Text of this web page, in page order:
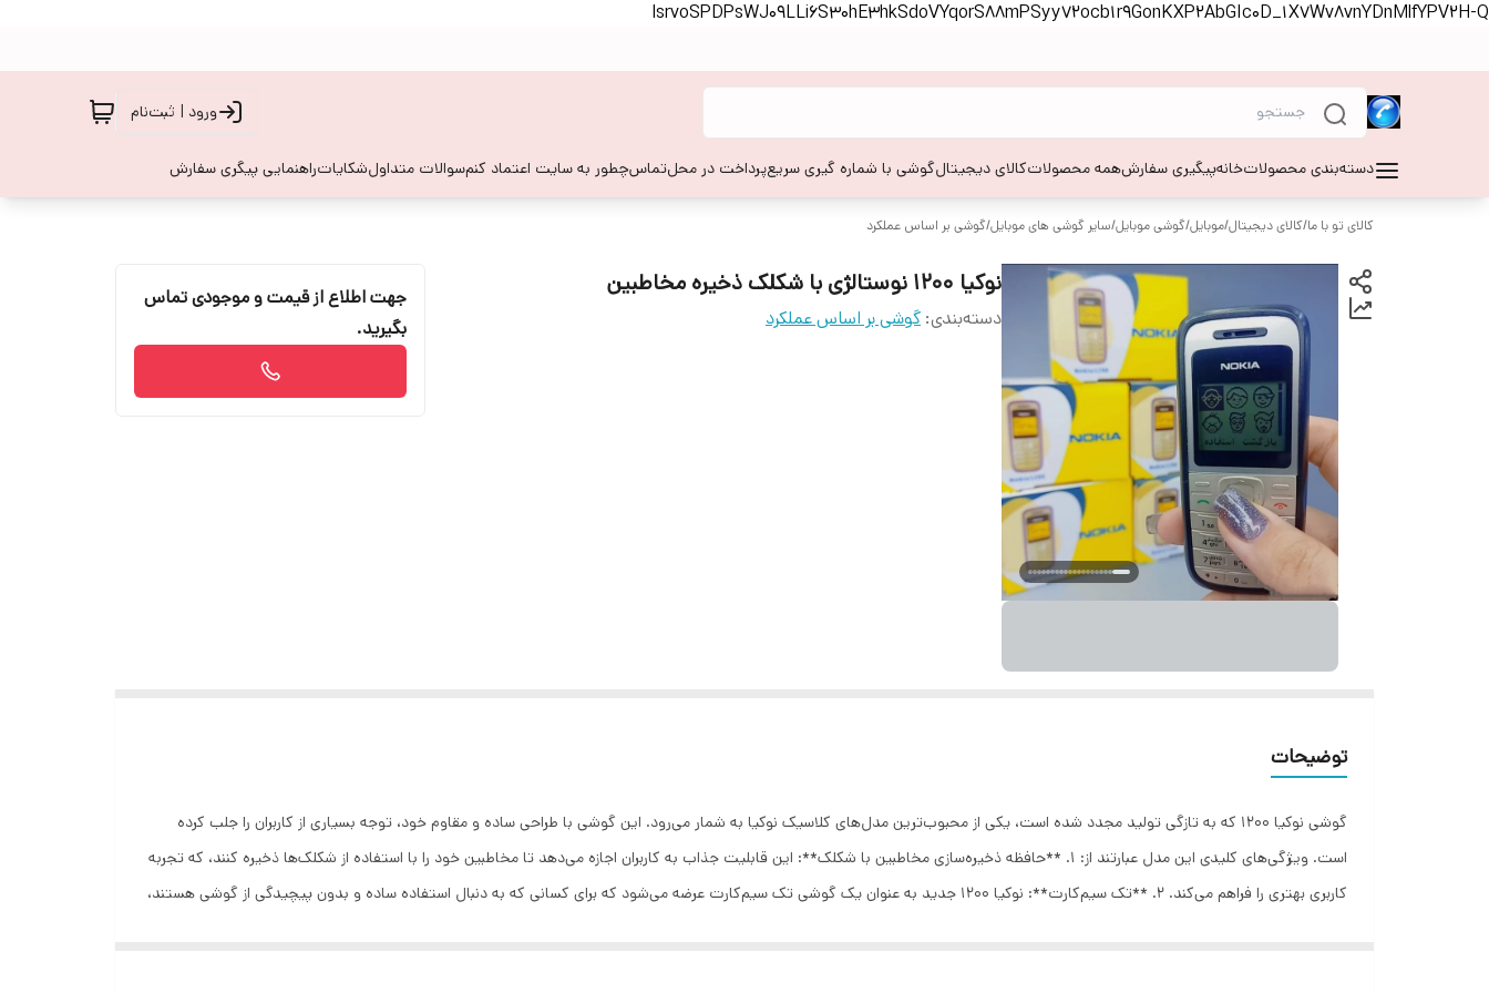
lsrvoSPDPsWJ09LLi6S30hE3hkSdoVYqorS88mPSyy72ocb1r9GonKXP2AbGIc0D_1X7Wv8vnYDnMlfYPV2H-Q
ورود | ثبت‌نام
دسته‌بندی محصولاتخانهپیگیری سفارشهمه محصولاتکالای دیجیتالگوشی با شماره گیری سریعپرداخت در محلتماسچطور به سایت اعتماد کنمسوالات متداولشکایاتراهنمایی پیگری سفارش
کالای تو با ما/کالای دیجیتال/موبایل/گوشی موبایل/سایر گوشی های موبایل/گوشی بر اساس عملکرد
نوکیا 1200 نوستالژی با شکلک ذخیره مخاطبین
دسته‌بندی: گوشی بر اساس عملکرد
جهت اطلاع از قیمت و موجودی تماس
بگیرید.
توضیحات
گوشی نوکیا 1200 که به تازگی تولید مجدد شده است، یکی از محبوب‌ترین مدل‌های کلاسیک نوکیا به شمار می‌رود. این گوشی با طراحی ساده و مقاوم خود، توجه بسیاری از کاربران را جلب کرده
است. ویژگی‌های کلیدی این مدل عبارتند از: 1. **حافظه ذخیره‌سازی مخاطبین با شکلک‌**: این قابلیت جذاب به کاربران اجازه می‌دهد تا مخاطبین خود را با استفاده از شکلک‌ها ذخیره کنند، که تجربه
کاربری بهتری را فراهم می‌کند. 2. **تک سیم‌کارت**: نوکیا 1200 جدید به عنوان یک گوشی تک سیم‌کارت عرضه می‌شود که برای کسانی که به دنبال استفاده ساده و بدون پیچیدگی از گوشی هستند،